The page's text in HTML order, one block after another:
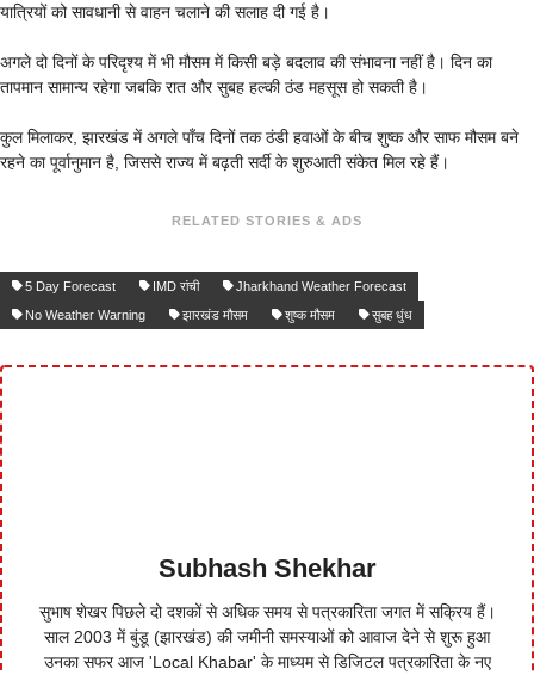
यात्रियों को सावधानी से वाहन चलाने की सलाह दी गई है।
अगले दो दिनों के परिदृश्य में भी मौसम में किसी बड़े बदलाव की संभावना नहीं है। दिन का
तापमान सामान्य रहेगा जबकि रात और सुबह हल्की ठंड महसूस हो सकती है।
कुल मिलाकर, झारखंड में अगले पाँच दिनों तक ठंडी हवाओं के बीच शुष्क और साफ मौसम बने
रहने का पूर्वानुमान है, जिससे राज्य में बढ़ती सर्दी के शुरुआती संकेत मिल रहे हैं।
RELATED STORIES & ADS
5 Day Forecast​ IMD रांची​
Jharkhand Weather Forecast​
No Weather Warning
झारखंड मौसम​ शुष्क मौसम​ सुबह धुंध​
Subhash Shekhar
सुभाष शेखर पिछले दो दशकों से अधिक समय से पत्रकारिता जगत में सक्रिय हैं।
साल 2003 में बुंडू (झारखंड) की जमीनी समस्याओं को आवाज देने से शुरू हुआ
उनका सफर आज 'Local Khabar' के माध्यम से डिजिटल पत्रकारिता के नए